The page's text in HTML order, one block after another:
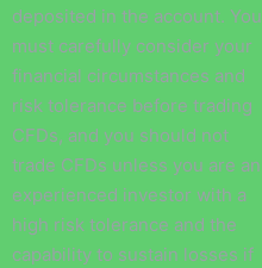
deposited in the account. You
must carefully consider your
financial circumstances and
risk tolerance before trading
CFDs, and you should not
trade CFDs unless you are an
experienced investor with a
high risk tolerance and the
capability to sustain losses if